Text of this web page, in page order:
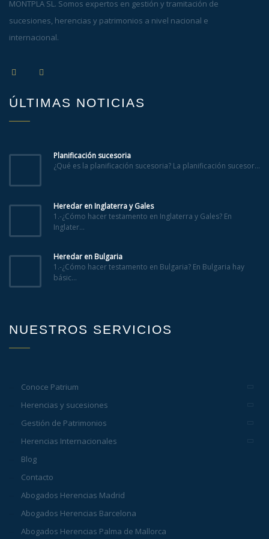
MONTPLA SL. Somos expertos en gestión y tramitación de
sucesiones, herencias y patrimonios a nivel nacional e
internacional.
ÚLTIMAS NOTICIAS
Planificación sucesoria
¿Qué es la planificación sucesoria? La planificación sucesor...
Heredar en Inglaterra y Gales
1.-¿Cómo hacer testamento en Inglaterra y Gales? En
Inglater...
Heredar en Bulgaria
1.-¿Cómo hacer testamento en Bulgaria? En Bulgaria hay
básic...
NUESTROS SERVICIOS
Conoce Patrium
Herencias y sucesiones
Gestión de Patrimonios
Herencias Internacionales
Blog
Contacto
Abogados Herencias Madrid
Abogados Herencias Barcelona
Abogados Herencias Palma de Mallorca